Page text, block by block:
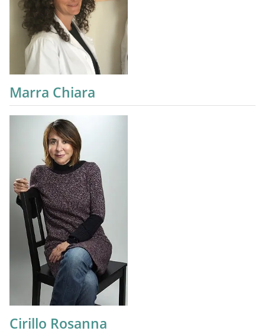
Marra Chiara
Cirillo Rosanna